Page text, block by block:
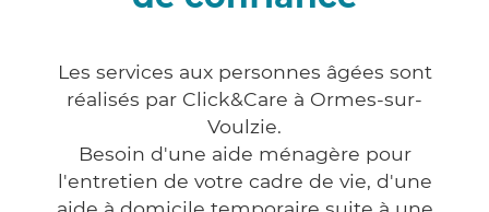
Les services aux personnes âgées sont
réalisés par Click&Care à Ormes-sur-
Voulzie.
Besoin d'une aide ménagère pour
l'entretien de votre cadre de vie, d'une